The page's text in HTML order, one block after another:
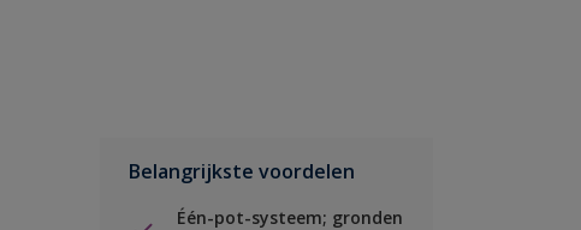
Belangrijkste voordelen
Één-pot-systeem; gronden